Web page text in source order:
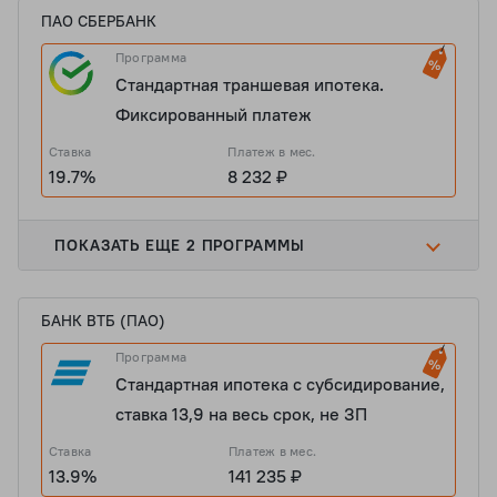
ПАО СБЕРБАНК
Программа
Стандартная траншевая ипотека.
Фиксированный платеж
Ставка
19.7%
Платеж в мес.
8 232 ₽
ПОКАЗАТЬ ЕЩЕ 2 ПРОГРАММЫ
БАНК ВТБ (ПАО)
Программа
Стандартная ипотека с субсидирование,
ставка 13,9 на весь срок, не ЗП
Ставка
13.9%
Платеж в мес.
141 235 ₽